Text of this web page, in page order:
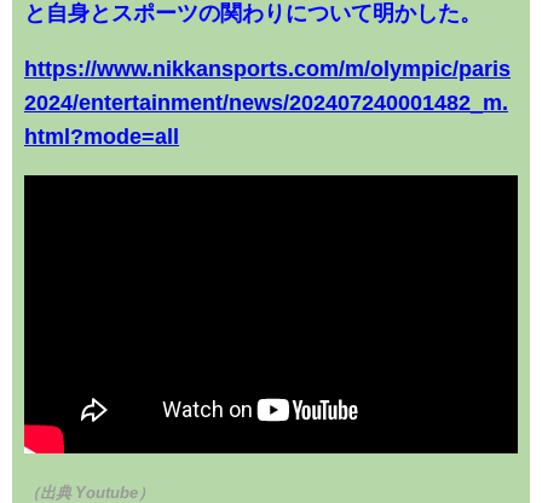
と自身とスポーツの関わりについて明かした。
https://www.nikkansports.com/m/olympic/paris
2024/entertainment/news/202407240001482_m.
html?mode=all
（出典 Youtube）